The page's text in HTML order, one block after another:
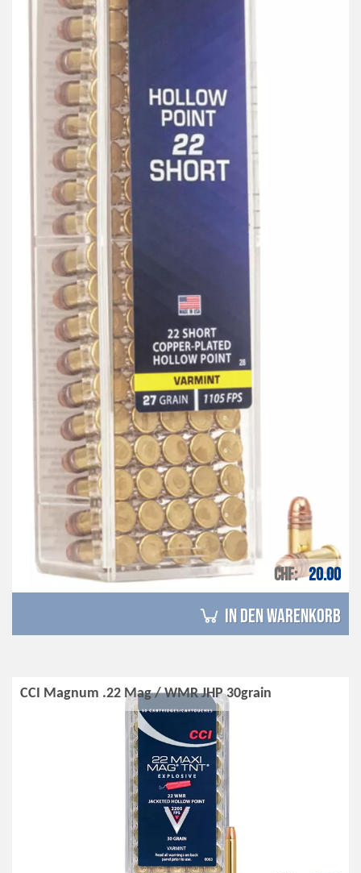
CHF 20.00
in den Warenkorb
CCI Magnum .22 Mag / WMR JHP 30grain